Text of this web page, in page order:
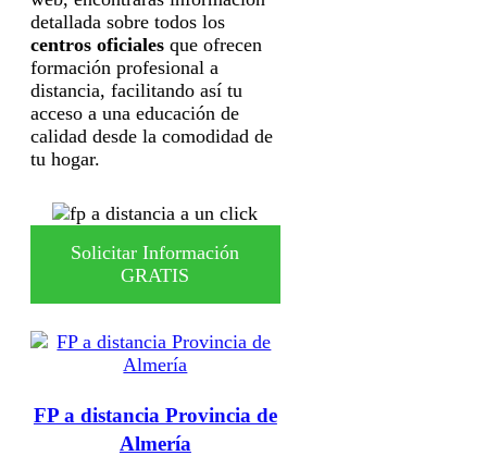
detallada sobre todos los
centros oficiales que ofrecen
formación profesional a
distancia, facilitando así tu
acceso a una educación de
calidad desde la comodidad de
tu hogar.
Solicitar Información
GRATIS
FP a distancia Provincia de
Almería